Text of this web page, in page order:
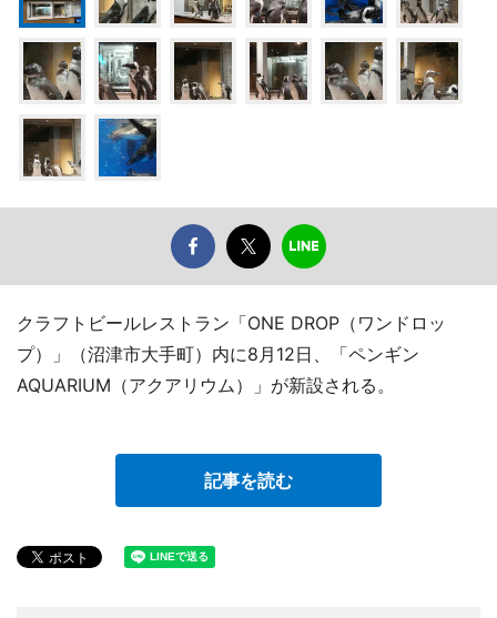
クラフトビールレストラン「ONE DROP（ワンドロッ
プ）」（沼津市大手町）内に8月12日、「ペンギン
AQUARIUM（アクアリウム）」が新設される。
記事を読む